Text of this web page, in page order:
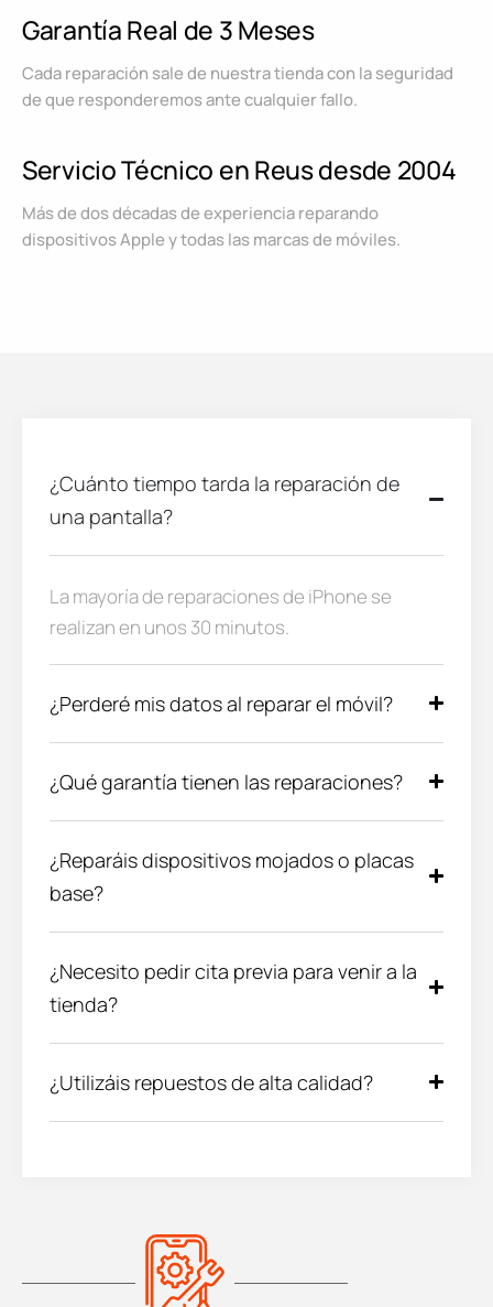
Garantía Real de 3 Meses
Cada reparación sale de nuestra tienda con la seguridad
de que responderemos ante cualquier fallo.
Servicio Técnico en Reus desde 2004
Más de dos décadas de experiencia reparando
dispositivos Apple y todas las marcas de móviles.
¿Cuánto tiempo tarda la reparación de
una pantalla?
La mayoría de reparaciones de iPhone se
realizan en unos 30 minutos.
¿Perderé mis datos al reparar el móvil?
¿Qué garantía tienen las reparaciones?
¿Reparáis dispositivos mojados o placas
base?
¿Necesito pedir cita previa para venir a la
tienda?
¿Utilizáis repuestos de alta calidad?